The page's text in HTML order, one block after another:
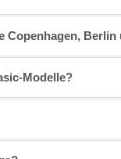
Copenhagen, Berlin
Modelle?